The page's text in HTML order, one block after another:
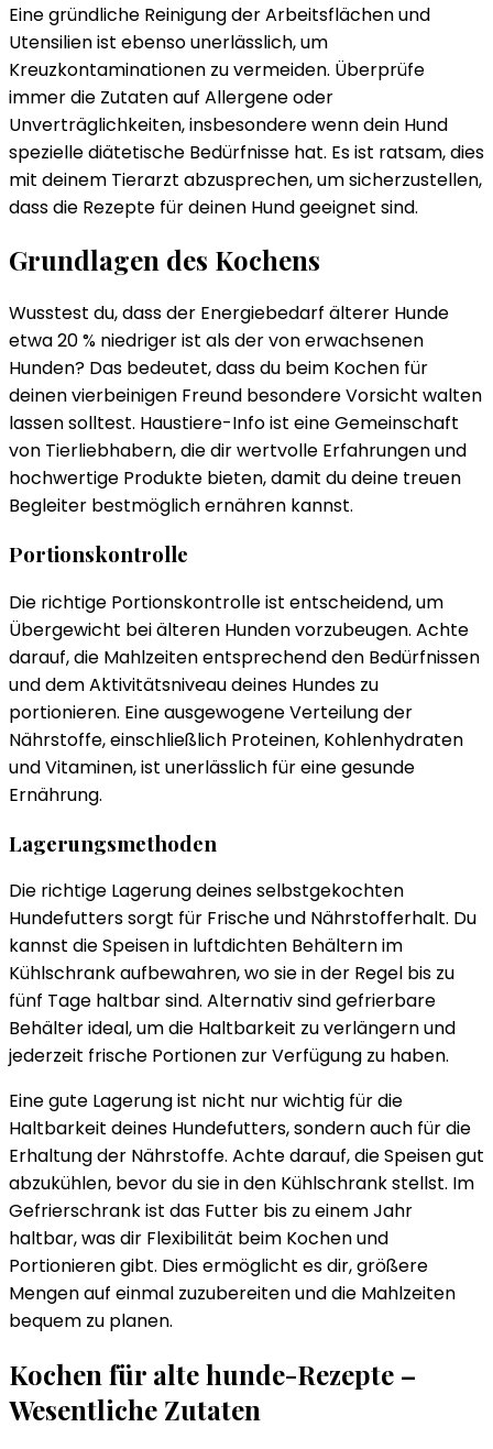
Eine gründliche Reinigung der Arbeitsflächen und
Utensilien ist ebenso unerlässlich, um
Kreuzkontaminationen zu vermeiden. Überprüfe
immer die Zutaten auf Allergene oder
Unverträglichkeiten, insbesondere wenn dein Hund
spezielle diätetische Bedürfnisse hat. Es ist ratsam, dies
mit deinem Tierarzt abzusprechen, um sicherzustellen,
dass die Rezepte für deinen Hund geeignet sind.
Grundlagen des Kochens
Wusstest du, dass der Energiebedarf älterer Hunde
etwa 20 % niedriger ist als der von erwachsenen
Hunden? Das bedeutet, dass du beim Kochen für
deinen vierbeinigen Freund besondere Vorsicht walten
lassen solltest. Haustiere-Info ist eine Gemeinschaft
von Tierliebhabern, die dir wertvolle Erfahrungen und
hochwertige Produkte bieten, damit du deine treuen
Begleiter bestmöglich ernähren kannst.
Portionskontrolle
Die richtige Portionskontrolle ist entscheidend, um
Übergewicht bei älteren Hunden vorzubeugen. Achte
darauf, die Mahlzeiten entsprechend den Bedürfnissen
und dem Aktivitätsniveau deines Hundes zu
portionieren. Eine ausgewogene Verteilung der
Nährstoffe, einschließlich Proteinen, Kohlenhydraten
und Vitaminen, ist unerlässlich für eine gesunde
Ernährung.
Lagerungsmethoden
Die richtige Lagerung deines selbstgekochten
Hundefutters sorgt für Frische und Nährstofferhalt. Du
kannst die Speisen in luftdichten Behältern im
Kühlschrank aufbewahren, wo sie in der Regel bis zu
fünf Tage haltbar sind. Alternativ sind gefrierbare
Behälter ideal, um die Haltbarkeit zu verlängern und
jederzeit frische Portionen zur Verfügung zu haben.
Eine gute Lagerung ist nicht nur wichtig für die
Haltbarkeit deines Hundefutters, sondern auch für die
Erhaltung der Nährstoffe. Achte darauf, die Speisen gut
abzukühlen, bevor du sie in den Kühlschrank stellst. Im
Gefrierschrank ist das Futter bis zu einem Jahr
haltbar, was dir Flexibilität beim Kochen und
Portionieren gibt. Dies ermöglicht es dir, größere
Mengen auf einmal zuzubereiten und die Mahlzeiten
bequem zu planen.
Kochen für alte hunde-Rezepte –
Wesentliche Zutaten